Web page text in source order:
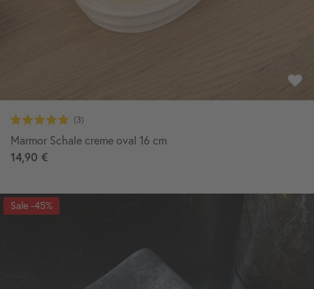
Marmor Schale creme oval 16 cm
14,90 €
-45%